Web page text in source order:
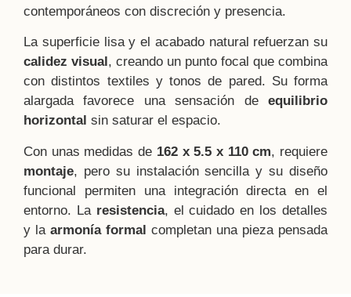
contemporáneos con discreción y presencia.
La superficie lisa y el acabado natural refuerzan su
calidez visual , creando un punto focal que combina
con distintos textiles y tonos de pared. Su forma
alargada favorece una sensación de equilibrio
horizontal sin saturar el espacio.
Con unas medidas de 162 x 5.5 x 110 cm, requiere
montaje, pero su instalación sencilla y su diseño
funcional permiten una integración directa en el
entorno. La resistencia, el cuidado en los detalles
y la armonía formal completan una pieza pensada
para durar.